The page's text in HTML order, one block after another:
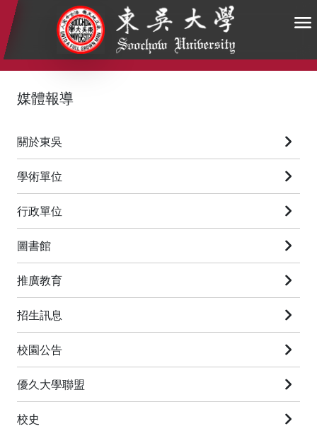
:::
媒體報導
關於東吳
學術單位
行政單位
圖書館
推廣教育
招生訊息
校園公告
優久大學聯盟
校史